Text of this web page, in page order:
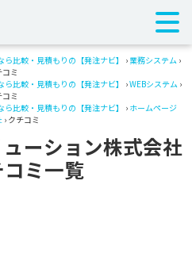
比較・見積もりの【発注ナビ】 › 業務システム ›
コミ
比較・見積もりの【発注ナビ】
›WEBシステム ›
コミ
比較・見積もりの【発注ナビ】
› ホームページ
› クチコミ
ーション株式会社
ミ一覧